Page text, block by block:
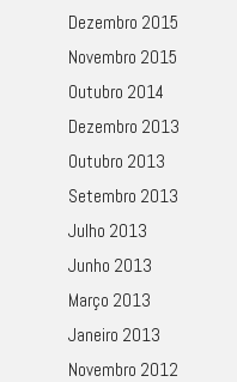
Dezembro 2015
Novembro 2015
Outubro 2014
Dezembro 2013
Outubro 2013
Setembro 2013
Julho 2013
Junho 2013
Março 2013
Janeiro 2013
Novembro 2012